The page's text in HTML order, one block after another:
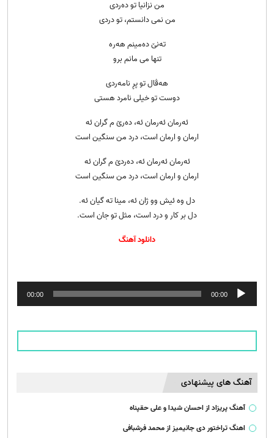
من نزانیا تو دەردی
من نمی دانستم، تو دردی
تەنێ دەمینم هەرە
تنها می مانم برو
هەڤال تو پڕ نامەردی
دوست تو خیلی نامرد هستی
ئەرمان ئەرمان ئە، دەرێ م گران ئە
ارمان و ارمان است، درد من سنگین است
ئەرمان ئەرمان ئە، دەردێ م گران ئە
ارمان و ارمان است، درد من سنگین است
دل وە ئیش وو ژان ئە، مینا تە گیان ئە.
دل بر کار و درد است، مثل تو جان است.
دانلود آهنگ
پخش‌کننده
صوت
00:00
00:00
آهنگ های پیشنهادی
آهنگ پریزاد از احسان شیدا و علی حقپناه
اهنگ تراختور دی جانیمیز از محمد فرشبافی